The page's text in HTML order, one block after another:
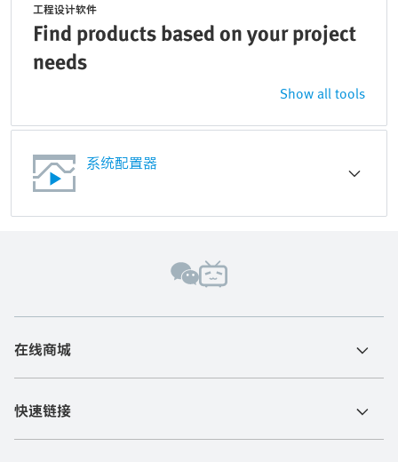
工程设计软件
Find products based on your project
needs
Show all tools
系统配置器
在线商城
快速链接